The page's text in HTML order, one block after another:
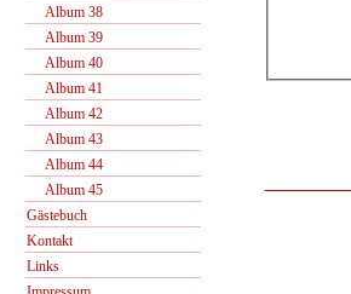
Album 38
Album 39
Album 40
Album 41
Album 42
Album 43
Album 44
Album 45
Gästebuch
Kontakt
Links